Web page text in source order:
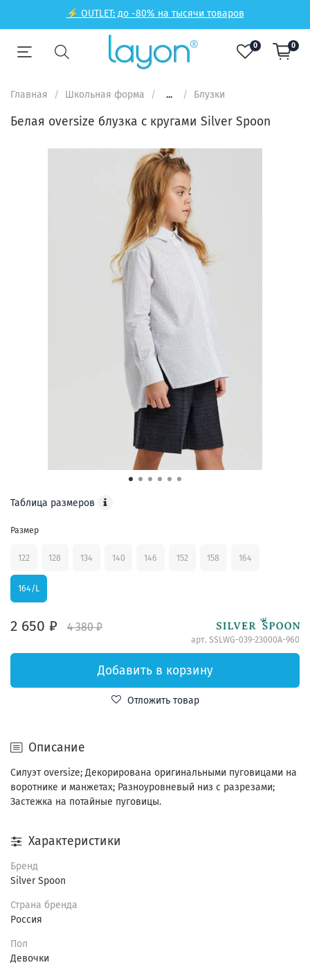
⚡ OUTLET: до -80% на тысячи товаров
0 0
Главная Школьная форма ... Блузки
Белая oversize блузка с кругами Silver Spoon
2 650 ₽ 4 380 ₽
арт. SSLWG-039-23000A-960
Таблица размеров
Размер
122 128 134 140 146 152 158 164
164/L
Добавить в корзину
Отложить товар
Описание
Силуэт oversize; Декорирована оригинальными пуговицами на
воротнике и манжетах; Разноуровневый низ с разрезами;
Застежка на потайные пуговицы.
Характеристики
Бренд
Silver Spoon
Страна бренда
Россия
Пол
Девочки